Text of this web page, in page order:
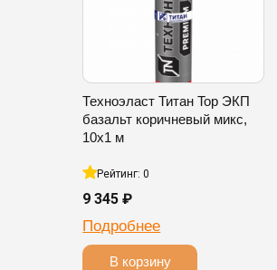
Техноэласт Титан Top ЭКП
базальт коричневый микс,
10х1 м
Рейтинг: 0
9 345 ₽
Подробнее
В корзину